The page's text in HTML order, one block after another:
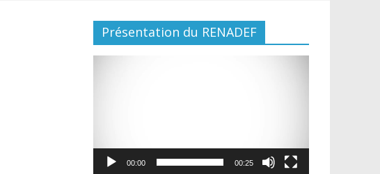
Présentation du RENADEF
00:00 00:25